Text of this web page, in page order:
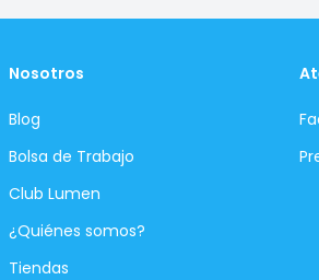
Nosotros
Blog
Bolsa de Trabajo
Club Lumen
¿Quiénes somos?
Tiendas